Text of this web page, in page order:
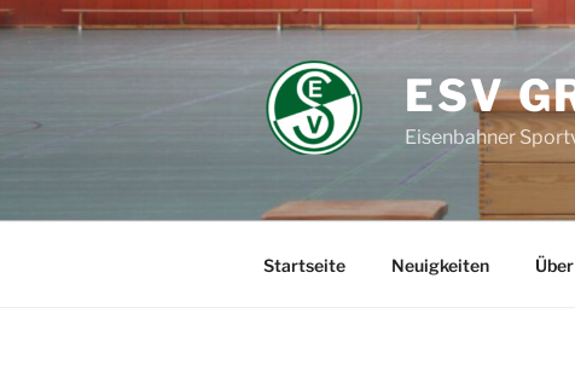
Zum
Inhalt
ESV
Eisenbahner
Startseite Neuigkeiten